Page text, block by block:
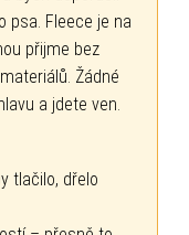
psa. Fleece je na
přijme bez
Žádné
a jdete ven.
tlačilo, dřelo